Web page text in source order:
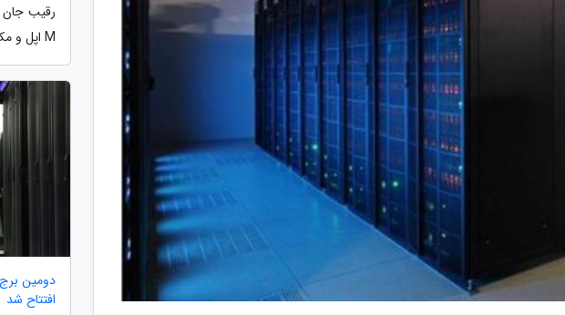
رقیب
M اپل و مک بوک ها هستند.
دومین برج
افتتاح شد